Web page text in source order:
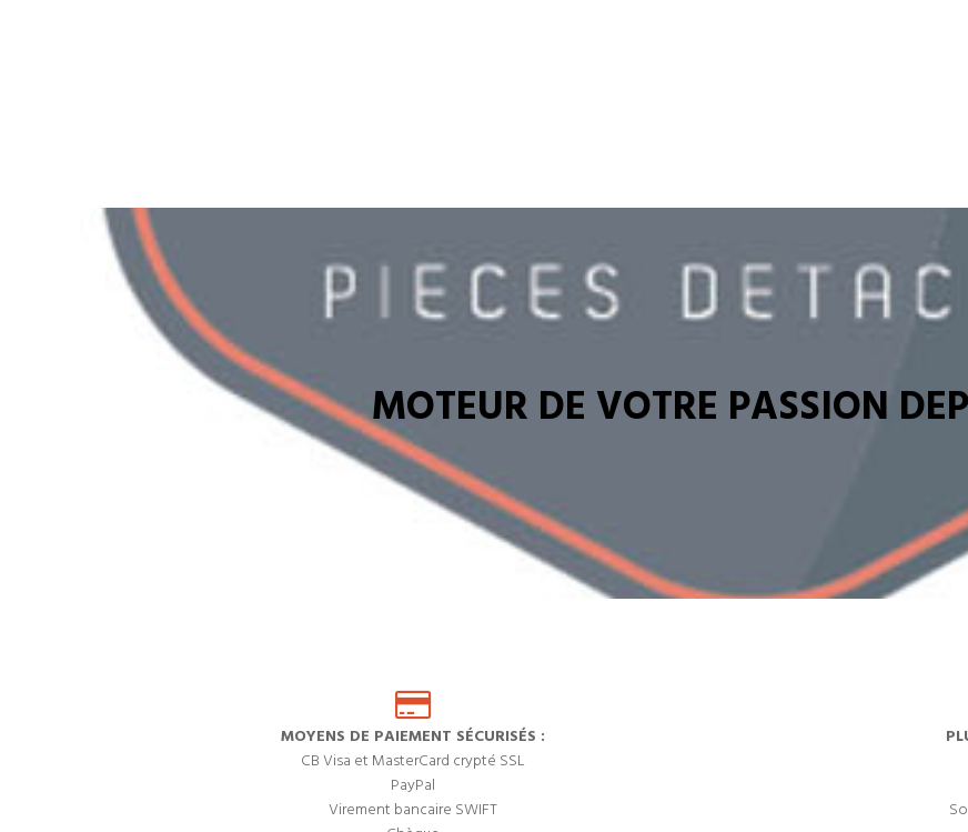
MOTEUR DE VOTRE PASSION
MOYENS DE PAIEMENT SÉCURISÉS :
CB Visa et MasterCard crypté SSL
PayPal
Virement bancaire SWIFT